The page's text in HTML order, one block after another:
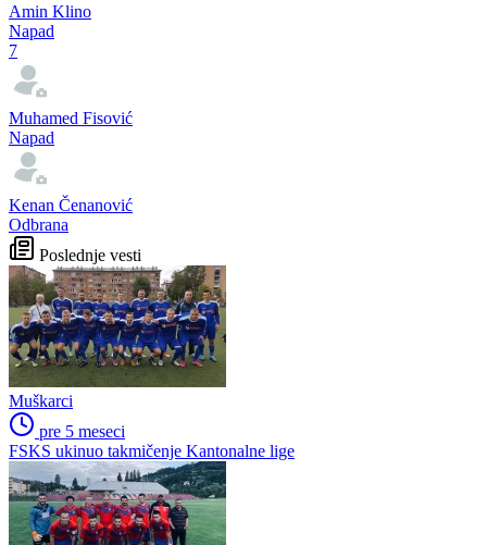
Amin Klino
Napad
7
Muhamed Fisović
Napad
Kenan Čenanović
Odbrana
Poslednje vesti
Muškarci
pre 5 meseci
FSKS ukinuo takmičenje Kantonalne lige